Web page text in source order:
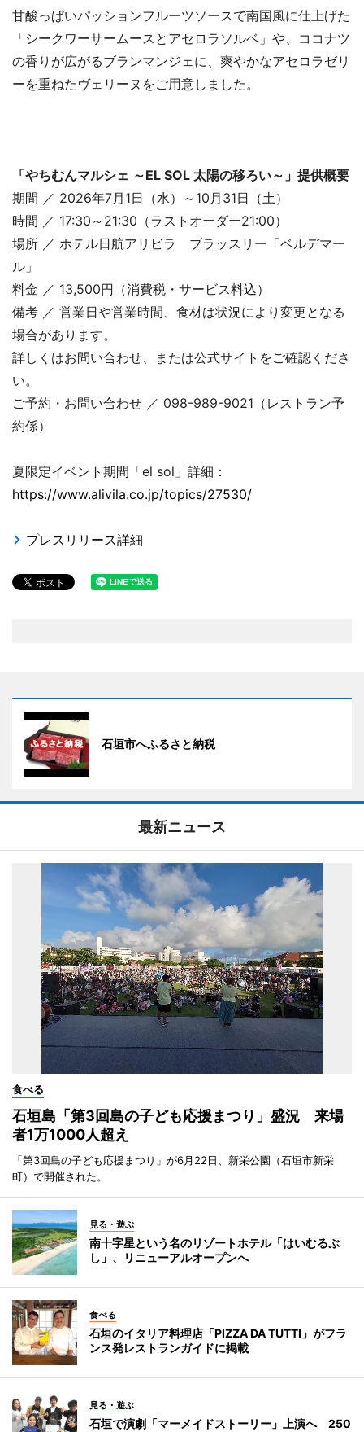
甘酸っぱいパッションフルーツソースで南国風に仕上げた
「シークワーサームースとアセロラソルベ」や、ココナツ
の香りが広がるブランマンジェに、爽やかなアセロラゼリ
ーを重ねたヴェリーヌをご用意しました。
「やちむんマルシェ ～EL SOL 太陽の移ろい～」提供概要
期間 ／ 2026年7月1日（水）～10月31日（土）
時間 ／ 17:30～21:30（ラストオーダー21:00）
場所 ／ ホテル日航アリビラ ブラッスリー「ベルデマー
ル」
料金 ／ 13,500円（消費税・サービス料込）
備考 ／ 営業日や営業時間、食材は状況により変更となる
場合があります。
詳しくはお問い合わせ、または公式サイトをご確認くださ
い。
ご予約・お問い合わせ ／ 098-989-9021（レストラン予
約係）
夏限定イベント期間「el sol」詳細：
https://www.alivila.co.jp/topics/27530/
プレスリリース詳細
石垣市へふるさと納税
最新ニュース
食べる
石垣島「第3回島の子ども応援まつり」盛況 来場
者1万1000人超え
「第3回島の子ども応援まつり」が6月22日、新栄公園（石垣市新栄
町）で開催された。
見る・遊ぶ
南十字星という名のリゾートホテル「はいむるぶ
し」、リニューアルオープンへ
食べる
石垣のイタリア料理店「PIZZA DA TUTTI」がフラ
ンス発レストランガイドに掲載
見る・遊ぶ
石垣で演劇「マーメイドストーリー」上演へ 250